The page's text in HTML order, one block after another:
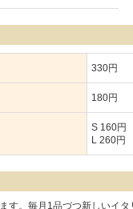
330円
180円
S 160円
L 260円
す。毎月1品づつ新しいイ